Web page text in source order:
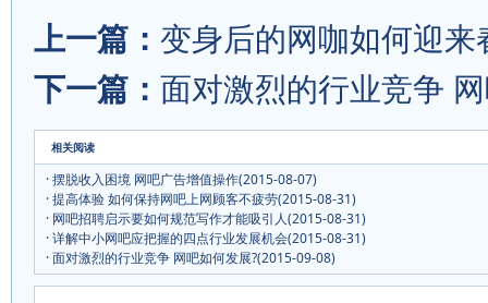
上一篇： 变身后的网咖如何迎来
下一篇： 面对激烈的行业竞争
相关阅读
·摆脱收入困境 网吧广告增值操作(2015-08-07)
·提高体验 如何保持网吧上网顾客不疲劳(2015-08-31)
· 网吧招聘启示要如何规范写作才能吸引人(2015-08-31)
·详解中小网吧应把握的四点行业发展机会(2015-08-31)
·面对激烈的行业竞争 网吧如何发展?(2015-09-08)